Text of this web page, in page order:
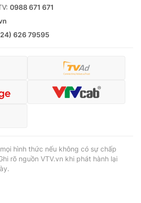
in và báo điện tử số 483/GP-BTTTT
Thủy
931 - 024.38 355 932
0988 671 671
626 79595
hình thức nếu không có sự chấp
rõ nguồn VTV.vn khi phát hành lại